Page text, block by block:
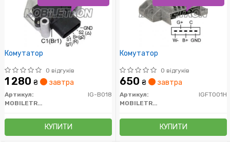
Комутатор
0 відгуків
1 280 ₴ завтра
Артикул:
IG-B018
MOBILETRON
КУПИТИ
Комутатор
0 відгуків
650 ₴ завтра
Артикул:
IGFT001H
MOBILETRON
КУПИТИ